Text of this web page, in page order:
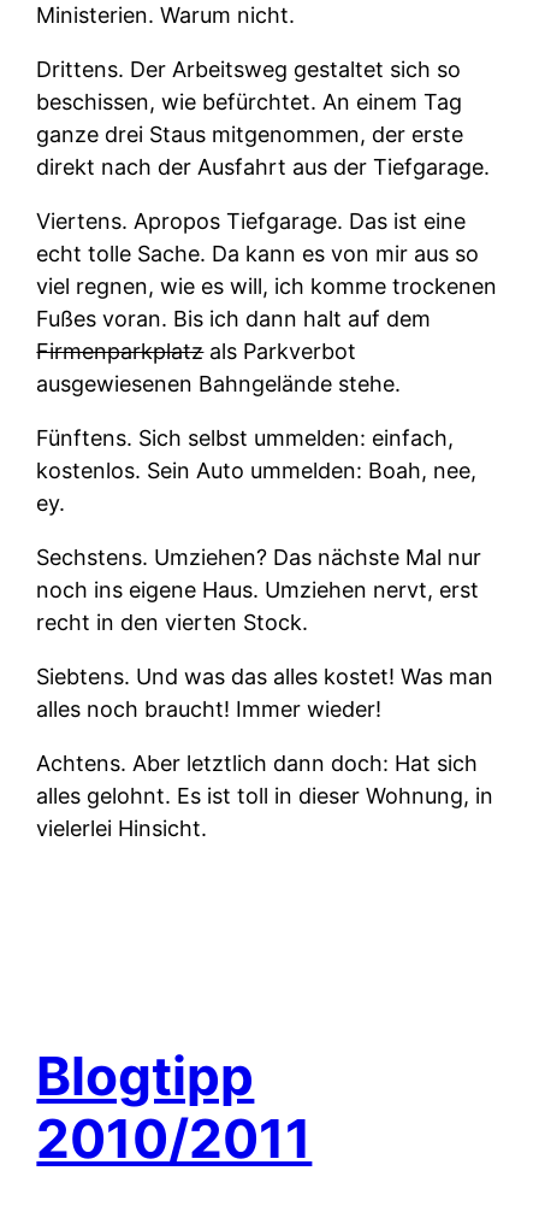
Ministerien. Warum nicht.
Drittens. Der Arbeitsweg gestaltet sich so
beschissen, wie befürchtet. An einem Tag
ganze drei Staus mitgenommen, der erste
direkt nach der Ausfahrt aus der Tiefgarage.
Viertens. Apropos Tiefgarage. Das ist eine
echt tolle Sache. Da kann es von mir aus so
viel regnen, wie es will, ich komme trockenen
Fußes voran. Bis ich dann halt auf dem
Firmenparkplatzals Parkverbot
ausgewiesenen Bahngelände stehe.
Fünftens. Sich selbst ummelden: einfach,
kostenlos. Sein Auto ummelden: Boah, nee,
ey.
Sechstens. Umziehen? Das nächste Mal nur
noch ins eigene Haus. Umziehen nervt, erst
recht in den vierten Stock.
Siebtens. Und was das alles kostet! Was man
alles noch braucht! Immer wieder!
Achtens. Aber letztlich dann doch: Hat sich
alles gelohnt. Es ist toll in dieser Wohnung, in
vielerlei Hinsicht.
Blogtipp
2010/2011